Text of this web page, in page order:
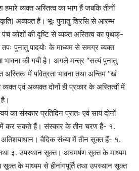
व्यक्त अस्तित्व का भाग हैं जबकि तीनों
अव्यक्त हैं। भूः पुनातु शिरसि से आरम्भ
कोशों की दृष्टि से व्यक्त अस्तित्व का पृथक्-
तपः पुनातु पादयोः के माध्यम से समग्र व्यक्त
भावना की गयी है। अगले मन्त्र ‘‘सत्यं पुनातु
अस्तित्व में पवित्रता भावना तथा अन्तिम ‘‘खं
व्यक्त एवं अव्यक्त दोनों ही प्रकार के अस्तित्वों में
का संस्कार प्रतिदिन प्रातः एवं सायं दोनों
में कर सकते हैं। संस्कार के तीन चरण हैं- १.
अतिशयाधान। वैदिक संध्या में तीन सूक्त हैं- १.
३. उपस्थान सूक्त। अघमर्षण सूक्त के माध्यम
सूक्त के माध्यम से हीनांगपूर्ति तथा उपस्थान सूक्त